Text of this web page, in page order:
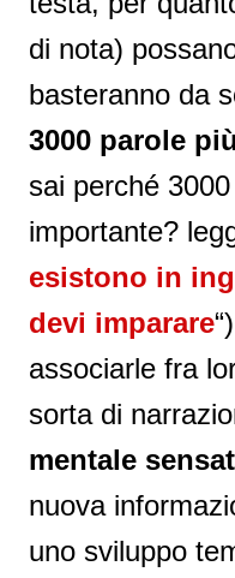
di nota)
basteranno da
3000 parole
sai perché
importante?
esistono in
devi imparare
associarle fra
sorta di
mentale
nuova
uno sviluppo